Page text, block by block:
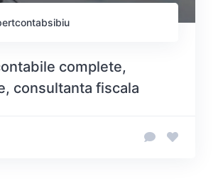
complete,
consultanta fiscala